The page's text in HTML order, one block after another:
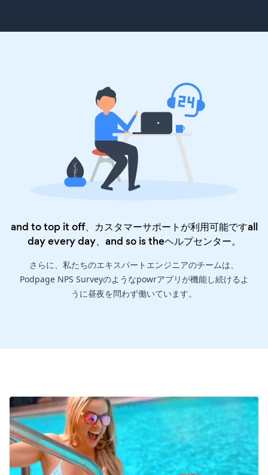
and to top it off、カスタマーサポートが利用可能ですall
day every day、and so is theヘルプセンター。
さらに、私たちのエキスパートエンジニアのチームは、
Podpage NPS Surveyのようなpowrアプリが機能し続けるよ
うに昼夜を問わず働いています。